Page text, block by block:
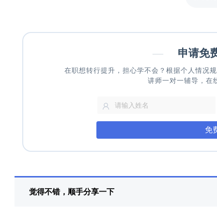
— 申请免
在职想转行提升，担心学不会？根据个人情况
讲师一对一辅导，在
免
觉得不错，顺手分享一下